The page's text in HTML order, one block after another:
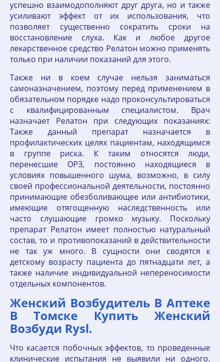
успешно взаимодополняют друг друга, но и также
усиливают эффект от их использования, что
позволяет существенно сократить сроки на
восстановление слуха. Как и любое другое
лекарственное средство Релатон можно применять
только при наличии показаний для этого.
Также ни в коем случае нельзя заниматься
самоназначением, поэтому перед применением в
обязательном порядке надо проконсультироваться
с квалифицированным специалистом. Врач
назначает Релатон при следующих показаниях:
Также данный препарат назначается в
профилактических целях пациентам, находящимся
в группе риска. К таким относятся люди,
перенесшие ОРЗ, постоянно находящиеся в
условиях повышенного шума, возможно, в силу
своей профессиональной деятельности, постоянно
принимающие обезболивающее или антибиотики,
имеющие отягощенную наследственность или
часто слушающие громко музыку. Поскольку
препарат Релатон имеет полностью натуральный
состав, то и противопоказаний в действительности
не так уж много. В сущности они сводятся к
детскому возрасту пациента до пятнадцати лет, а
также наличие индивидуальной непереносимости
отдельных компонентов.
Женский Возбудитель В Аптеке
В Томске Купить Женский
Возбуди Rysl.
Что касается побочных эффектов, то проведенные
клинические испытания не выявили ни одного.